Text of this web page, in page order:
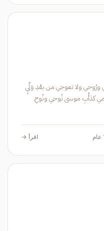
قامَتْ تُريدُ الرَّواح وَهْناً فقلتُ خَلِّي رُوحي ورُوحي ولا تعوجي من بعْدِ وَلْيٍ
لِتَنشائي ذا ريحٍ وريحِ فإنْ أتاك النّاعي بيَومي كدَأْبِ موسى نُوحي ونُوحِ
اقرأ →